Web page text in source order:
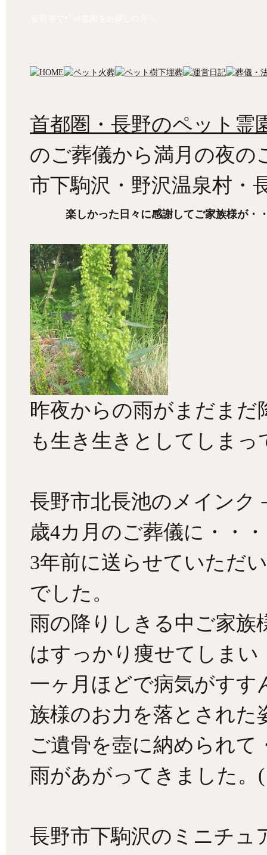
首都圏・長野のペット霊
のご葬儀から満月の夜の
市下駒沢・野沢温泉村・
楽しかった日々に感謝してご家族様が・
昨夜からの雨がまだま
も生き生きとしてしまっ
長野市北長池のメインク
歳4カ月のご葬儀に・・・
3年前に送らせていた
でした。
雨の降りしきる中ご家族
はすっかり痩せてしまい
一ヶ月ほどで病気がす
族様のお力を落とされた
ご遺骨を壺に納められ
雨があがってきました。
長野市下駒沢のミニチュ